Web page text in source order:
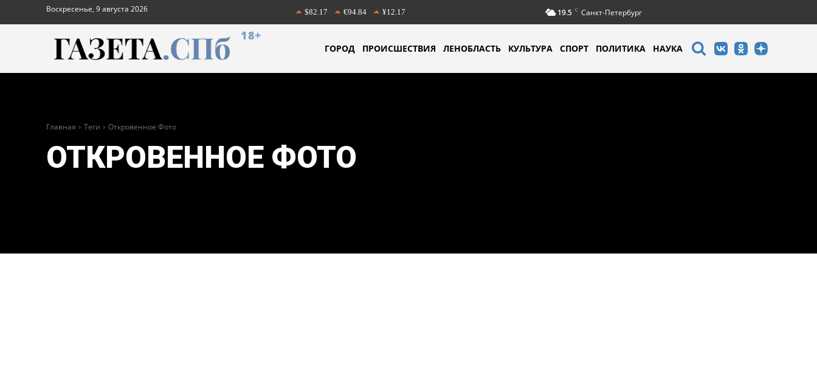
Воскресенье, 9 августа 2026 $82.17 €94.84 ¥12.17 19.5 C Санкт-Петербург
18+
ГОРОД ПРОИСШЕСТВИЯ ЛЕНОБЛАСТЬ КУЛЬТУРА СПОРТ ПОЛИТИКА НАУКА
Главная Теги Откровенное Фото
ОТКРОВЕННОЕ ФОТО